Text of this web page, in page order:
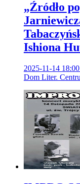
„Źródło
Ishiona
2025-11-14
Dom Liter.